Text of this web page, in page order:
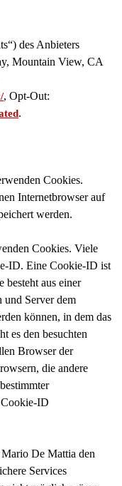
des Anbieters
Mountain View, CA
, Opt-Out:
.
Cookies.
Internetbrowser auf
werden.
Cookies. Viele
ID. Eine Cookie-ID ist
besteht aus einer
und Server dem
können, in dem das
es den besuchten
Browser der
die andere
Cookie-ID
De Mattia den
Services